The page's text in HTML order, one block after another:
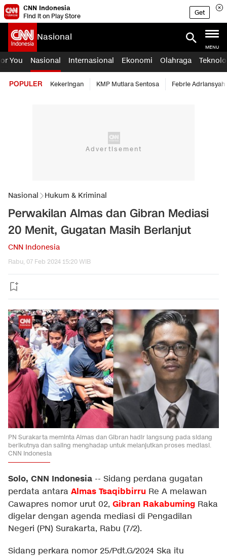
CNN Indonesia
Find it on Play Store
Get
Nasional
MENU
You Nasional Internasional Ekonomi Olahraga
POPULER Kekeringan KMP Mutiara Sentosa Febrie Adriansyah
Nasional Hukum & Kriminal
Perwakilan Almas dan Gibran Mediasi
20 Menit, Gugatan Masih Berlanjut
CNN Indonesia
Rabu, 07 Feb 2024 15:20 WIB
PN Surakarta meminta Almas dan Gibran hadir langsung pada sidang
berikutnya dan saling menghadap untuk melanjutkan proses mediasi.
CNN Indonesia
Solo, CNN Indonesia -- Sidang perdana gugatan
perdata antara Almas Tsaqibbirru Re A melawan
Cawapres nomor urut 02, Gibran Rakabuming Raka
digelar dengan agenda mediasi di Pengadilan
Negeri (PN) Surakarta, Rabu (7/2).
Sidang perkara nomor 25/Pdt.G/2024 Ska itu